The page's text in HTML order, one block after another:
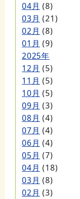
04月 (8)
03月 (21)
02月 (8)
01月 (9)
2025年
12月 (5)
11月 (5)
10月 (5)
09月 (3)
08月 (4)
07月 (4)
06月 (4)
05月 (7)
04月 (18)
03月 (8)
02月 (3)